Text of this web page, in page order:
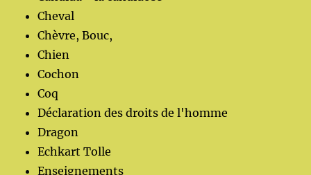
Cheval
Chèvre, Bouc,
Chien
Cochon
Coq
Déclaration des droits de l'homme
Dragon
Echkart Tolle
Enseignements